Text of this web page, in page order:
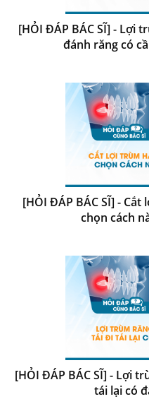
[HỎI ĐÁP BÁC SĨ] - Lợi
đánh răng có
[HỎI ĐÁP BÁC SĨ] -
chọn cách
[HỎI ĐÁP BÁC SĨ] - Lợi
tái lại có